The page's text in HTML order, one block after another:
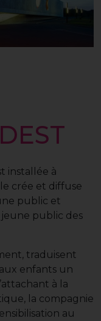
installée à
crée et diffuse
public et
public des
traduisent
enfants un
à la
la compagnie
au